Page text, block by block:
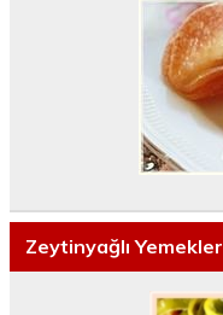
Zeytinyağlı Yemekler